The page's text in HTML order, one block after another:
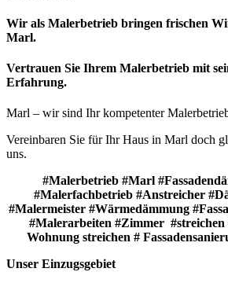
Wir als Malerbetrieb bringen frischen
Marl.
Vertrauen Sie Ihrem Malerbetrieb mit
Erfahrung.
Marl – wir sind Ihr kompetenter
Vereinbaren Sie für Ihr Haus in Marl doch
uns.
#Malerbetrieb #Marl
#Malerfachbetrieb #Anstreicher
#Malermeister #Wärmedämmung
#Malerarbeiten #Zimmer #streichen
Wohnung streichen #
Unser Einzugsgebiet